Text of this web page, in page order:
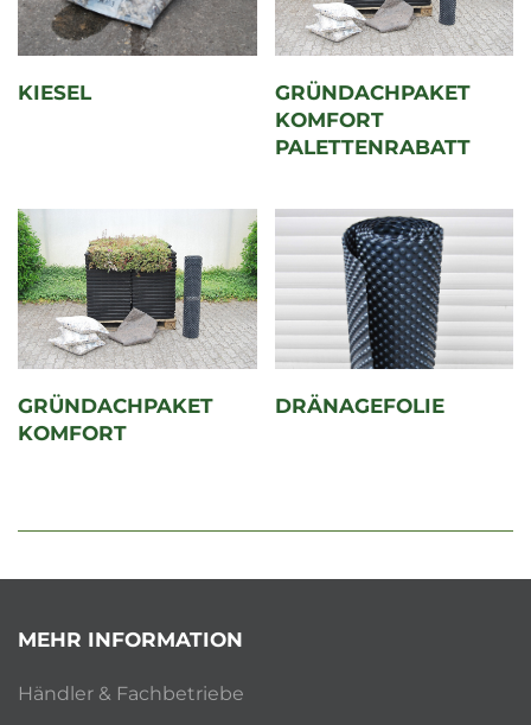
KIESEL
GRÜNDACHPAKET
KOMFORT
PALETTENRABATT
GRÜNDACHPAKET
KOMFORT
DRÄNAGEFOLIE
MEHR INFORMATION
Händler & Fachbetriebe